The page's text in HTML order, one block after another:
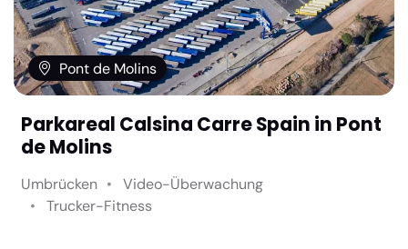
Pont de Molins
Parkareal Calsina Carre Spain in Pont
de Molins
Umbrücken
Video-Überwachung
Trucker-Fitness